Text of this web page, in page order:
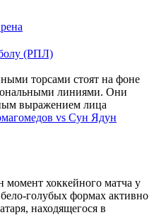
(РПЛ)
vs Сун Ядун